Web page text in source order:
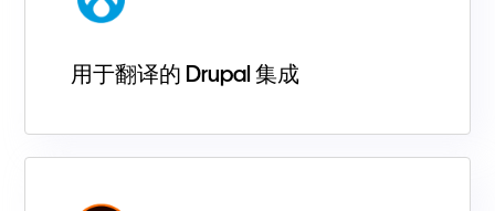
用于翻译的 Drupal 集成